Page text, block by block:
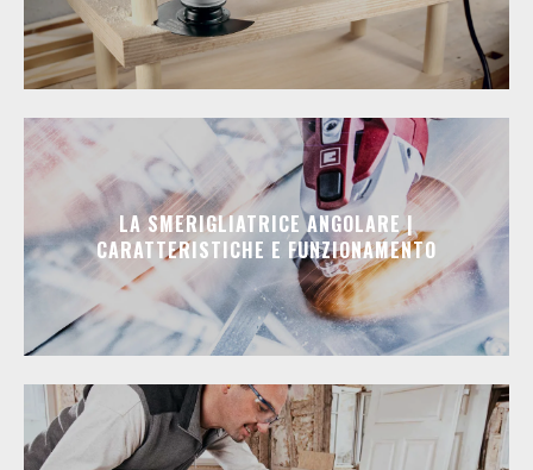
LA SMERIGLIATRICE ANGOLARE |
CARATTERISTICHE E FUNZIONAMENTO